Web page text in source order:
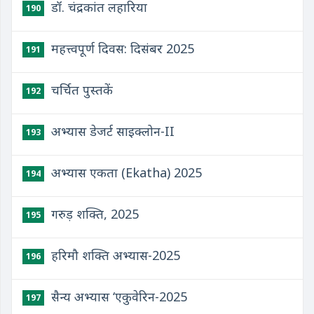
190 डॉ. चंद्रकांत लहारिया
191 महत्त्वपूर्ण दिवस: दिसंबर 2025
192 चर्चित पुस्तकें
193 अभ्यास डेजर्ट साइक्लोन-II
194 अभ्यास एकता (Ekatha) 2025
195 गरुड़ शक्ति, 2025
196 हरिमौ शक्ति अभ्यास-2025
197 सैन्य अभ्यास ‘एकुवेरिन-2025